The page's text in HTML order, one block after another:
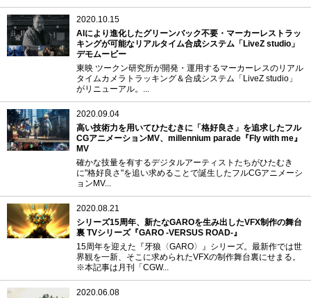
2020.10.15
AIにより進化したグリーンバック不要・マーカーレストラッ
キングが可能なリアルタイム合成システム「LiveZ studio」
デモムービー
東映 ツークン研究所が開発・運用するマーカーレスのリアル
タイムカメラトラッキング＆合成システム「LiveZ studio」
がリニューアル。...
2020.09.04
高い技術力を用いてひたむきに「格好良さ」を追求したフル
CGアニメーションMV、millennium parade『Fly with me』
MV
確かな技量を有するデジタルアーティストたちがひたむき
に"格好良さ"を追い求めることで誕生したフルCGアニメーシ
ョンMV...
2020.08.21
シリーズ15周年、新たなGAROを生み出したVFX制作の舞台
裏 TVシリーズ『GARO -VERSUS ROAD-』
15周年を迎えた『牙狼〈GARO〉』シリーズ。最新作では世
界観を一新、そこに求められたVFXの制作舞台裏にせまる。
※本記事は月刊「CGW...
2020.06.08